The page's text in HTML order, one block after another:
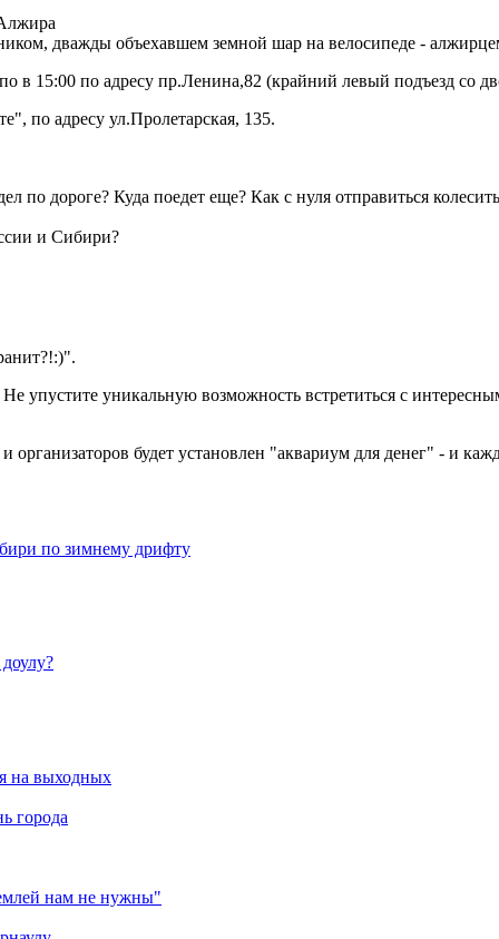
дважды объехавшем земной шар на велосипеде -
в 15:00 по адресу пр.Ленина,82 (крайний левый подъезд со
по адресу ул.Пролетарская, 135.
дороге? Куда поедет еще? Как с нуля отправиться
и Сибири?
уникальную возможность встретиться с
организаторов будет установлен "аквариум для денег" - и
по зимнему дрифту
на выходных
города
нам не нужны"